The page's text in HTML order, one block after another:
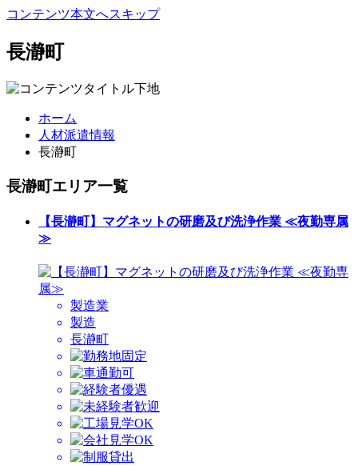
コンテンツ本文へスキップ
長瀞町
ホーム
人材派遣情報
長瀞町
長瀞町エリア一覧
【長瀞町】マグネットの研磨及び洗浄作業 ≪夜勤専属
≫
製造業
製造
長瀞町